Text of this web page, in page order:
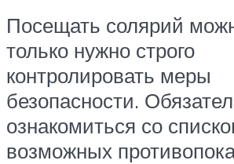
Посещать солярий
только нужно строго
контролировать меры
безопасности.
ознакомиться со
возможных